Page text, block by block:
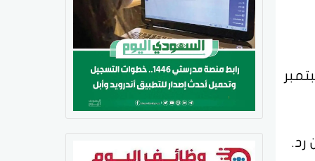
ملعب " المملكة أرينا" بالعاصمة الرياض يوم 13 سبتمبر
رد.